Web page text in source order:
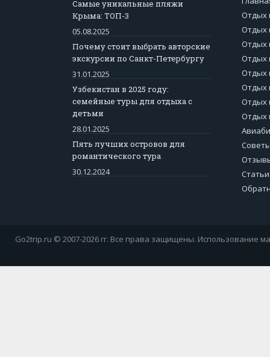
Самые уникальные пляжи
Крыма: ТОП-3
05.08.2025
Почему стоит выбрать авторские
экскурсии по Санкт-Петербургу
31.01.2025
Узбекистан в 2025 году:
семейные туры для отдыха с
детьми
28.01.2025
Пять лучших островов для
романтического тура
30.12.2024
Отдых
Отдых
Отдых
Отдых
Отдых
Отдых
Отдых
Отдых
Go2trip.ru © 2007-2026 гг. Все права защищены. Использование